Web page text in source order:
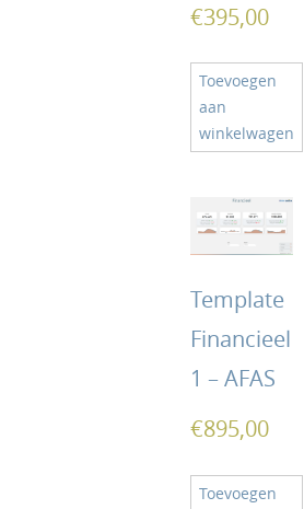
€395,00
Toevoegen
aan
winkelwagen
Template
Financieel
1 – AFAS
€895,00
Toevoegen